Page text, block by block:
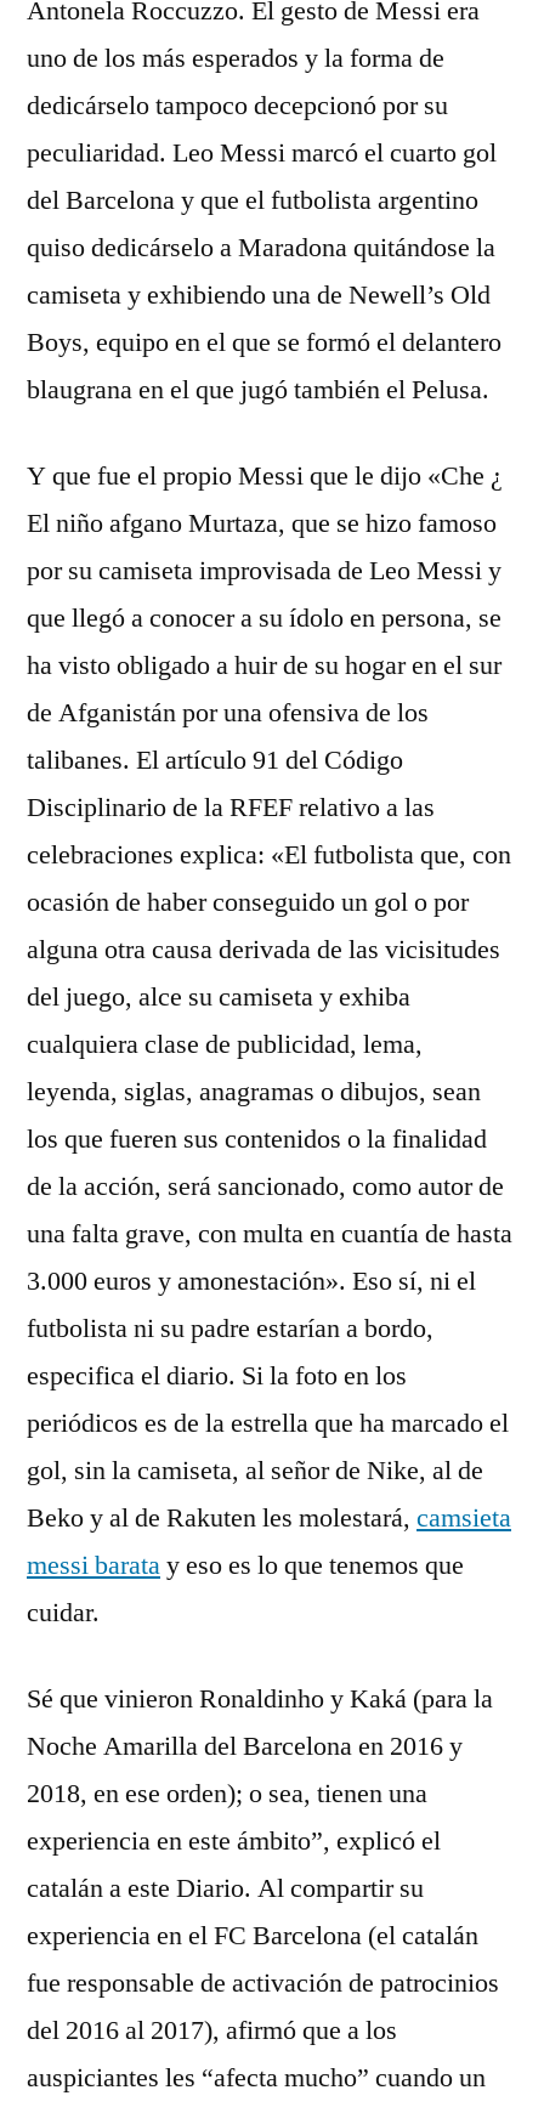
Antonela Roccuzzo. El gesto de Messi era
uno de los más esperados y la forma de
dedicárselo tampoco decepcionó por su
peculiaridad. Leo Messi marcó el cuarto gol
del Barcelona y que el futbolista argentino
quiso dedicárselo a Maradona quitándose la
camiseta y exhibiendo una de Newell’s Old
Boys, equipo en el que se formó el delantero
blaugrana en el que jugó también el Pelusa.
Y que fue el propio Messi que le dijo «Che ¿
El niño afgano Murtaza, que se hizo famoso
por su camiseta improvisada de Leo Messi y
que llegó a conocer a su ídolo en persona, se
ha visto obligado a huir de su hogar en el sur
de Afganistán por una ofensiva de los
talibanes. El artículo 91 del Código
Disciplinario de la RFEF relativo a las
celebraciones explica: «El futbolista que, con
ocasión de haber conseguido un gol o por
alguna otra causa derivada de las vicisitudes
del juego, alce su camiseta y exhiba
cualquiera clase de publicidad, lema,
leyenda, siglas, anagramas o dibujos, sean
los que fueren sus contenidos o la finalidad
de la acción, será sancionado, como autor de
una falta grave, con multa en cuantía de hasta
3.000 euros y amonestación». Eso sí, ni el
futbolista ni su padre estarían a bordo,
especifica el diario. Si la foto en los
periódicos es de la estrella que ha marcado el
gol, sin la camiseta, al señor de Nike, al de
Beko y al de Rakuten les molestará, camsieta
messi baratay eso es lo que tenemos que
cuidar.
Sé que vinieron Ronaldinho y Kaká (para la
Noche Amarilla del Barcelona en 2016 y
2018, en ese orden); o sea, tienen una
experiencia en este ámbito”, explicó el
catalán a este Diario. Al compartir su
experiencia en el FC Barcelona (el catalán
fue responsable de activación de patrocinios
del 2016 al 2017), afirmó que a los
auspiciantes les “afecta mucho” cuando un